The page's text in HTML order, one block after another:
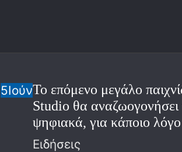
5ΙούνΤο επόμενο μεγάλο
Studio θα αναζωογονήσει
ψηφιακά, για κάποιο λόγο
Ειδήσεις